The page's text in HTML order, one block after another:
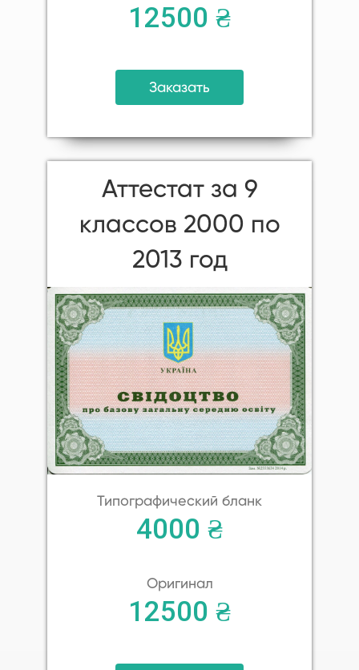
12500 ₴
Заказать
Аттестат за 9
классов 2000 по
2013 год
Типографический бланк
4000 ₴
Оригинал
12500 ₴